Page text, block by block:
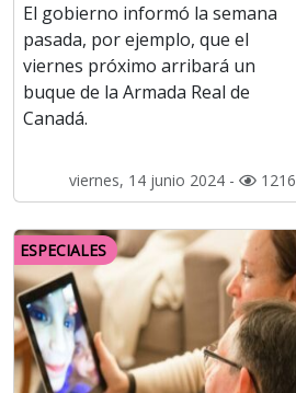
El gobierno informó la semana
pasada, por ejemplo, que el
viernes próximo arribará un
buque de la Armada Real de
Canadá.
viernes, 14 junio 2024 - 1216
ESPECIALES